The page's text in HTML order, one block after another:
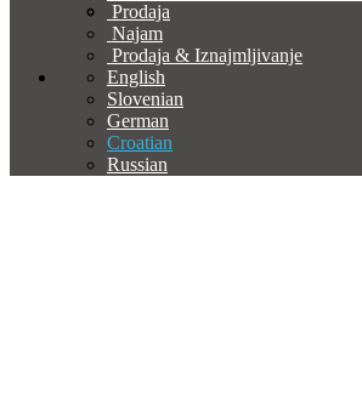
Prodaja
Najam
Prodaja & Iznajmljivanje
English
Slovenian
German
Croatian
Russian